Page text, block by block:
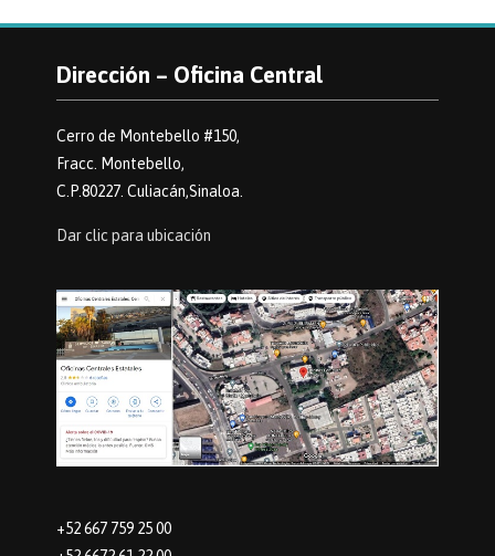
Dirección – Oficina Central
Cerro de Montebello #150,
Fracc. Montebello,
C.P.80227. Culiacán,Sinaloa.
Dar clic para ubicación
+52 667 759 25 00